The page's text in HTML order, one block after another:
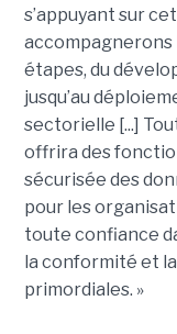
s’appuyant sur
accompagnerons
étapes, du
jusqu’au
sectorielle [...]
offrira des
sécurisée des
pour les
toute confiance
la conformité et
primordiales. »